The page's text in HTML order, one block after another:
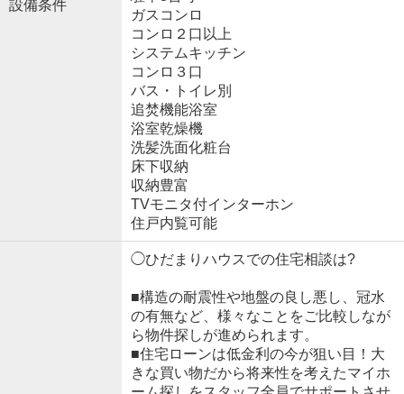
設備条件
ガスコンロ
コンロ２口以上
システムキッチン
コンロ３口
バス・トイレ別
追焚機能浴室
浴室乾燥機
洗髪洗面化粧台
床下収納
収納豊富
TVモニタ付インターホン
住戸内覧可能
◯ひだまりハウスでの住宅相談は?
■構造の耐震性や地盤の良し悪し、冠水
の有無など、様々なことをご比較しなが
ら物件探しが進められます。
■住宅ローンは低金利の今が狙い目！大
きな買い物だから将来性を考えたマイホ